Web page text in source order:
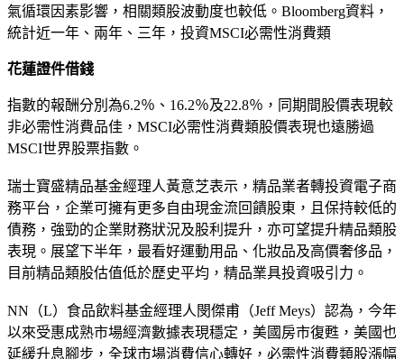
氣循環因素影響，相關類股波動度也較低。Bloomberg資料，
統計近一年、兩年、三年，投資MSCI必需性消費類
花蓮證件借錢
指數的報酬分別為6.2％、16.2％及22.8％，同期間股價表現較
非必需性消費品佳，MSCI必需性消費類股價表現也遠勝過
MSCI世界股票指數。
瑞士寶盛精品基金經理人黃意芝表示，精品業者轉投資電子商
務平台，企業可擁有更多自由現金流回饋股東，且保持較低的
債務，強勁的企業財務狀況及股利提升，亦可望提升精品類股
表現。展望下半年，最看好運動用品、化妝品及高價奢侈品，
目前精品類股估值低於歷史平均，精品業具投資吸引力。
NN（L）食品飲料基金經理人閔傑甫（Jeff Meys）認為，今年
以來受惠成熟市場經濟數據表現穩定，美國房市復甦，美國也
延緩升息腳步，全球市場消費信心轉好，必需性消費類股漲幅